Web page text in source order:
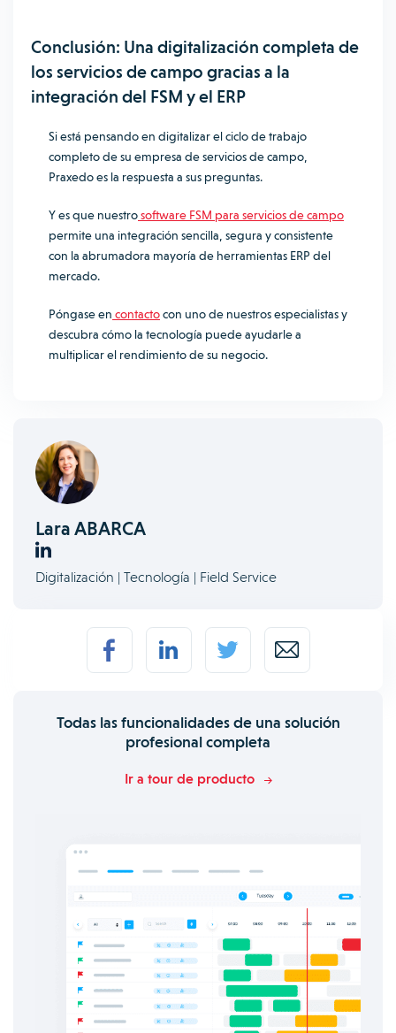
Conclusión: Una digitalización completa de
los servicios de campo gracias a la
integración del FSM y el ERP
Si está pensando en digitalizar el ciclo de trabajo
completo de su empresa de servicios de campo,
Praxedo es la respuesta a sus preguntas.
Y es que nuestrosoftware FSM para servicios de campo
permite una integración sencilla, segura y consistente
con la abrumadora mayoría de herramientas ERP del
mercado.
Póngase en contactocon uno de nuestros especialistas y
descubra cómo la tecnología puede ayudarle a
multiplicar el rendimiento de su negocio.
Lara ABARCA
Digitalización | Tecnología | Field Service
Todas las funcionalidades de una solución
profesional completa
Ir a tour de producto